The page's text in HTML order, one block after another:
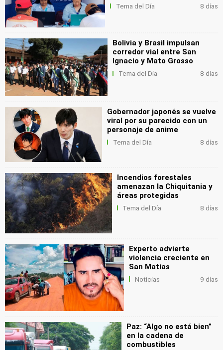
Tema del Día 8 días
Bolivia y Brasil impulsan
corredor vial entre San
Ignacio y Mato Grosso
Tema del Día 8 días
Gobernador japonés se vuelve
viral por su parecido con un
personaje de anime
Tema del Día 8 días
Incendios forestales
amenazan la Chiquitania y
áreas protegidas
Tema del Día 8 días
Experto advierte
violencia creciente en
San Matías
Noticias 9 días
Paz: “Algo no está bien”
en la cadena de
combustibles